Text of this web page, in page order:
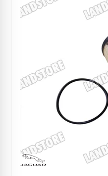
Manufactured by Jaguar